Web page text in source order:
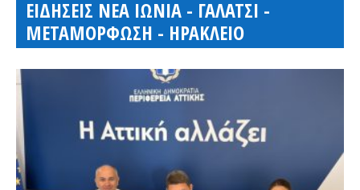
ΕΙΔΗΣΕΙΣ ΝΕΑ ΙΩΝΙΑ - ΓΑΛΑΤΣΙ -
ΜΕΤΑΜΟΡΦΩΣΗ - ΗΡΑΚΛΕΙΟ